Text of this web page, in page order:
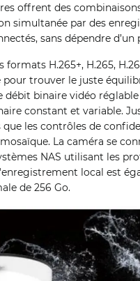
offrent des
simultanée par des
sans dépendre
H.265+, H.265,
trouver le juste
binaire vidéo réglable
constant et variable.
que les contrôles de
La caméra se
NAS utilisant les
local est
de 256 Go.